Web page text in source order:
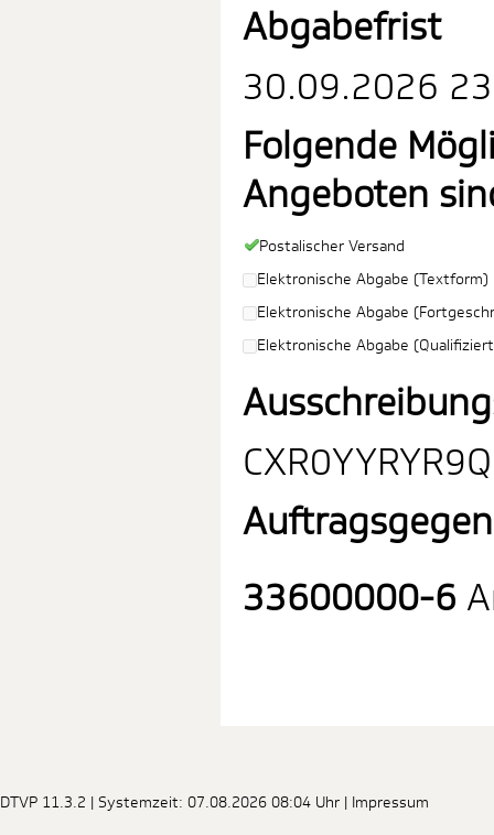
Abgabefrist
30.09.2026
Folgende
Angeboten
Postalischer Versand
Elektronische Abgabe (Textform)
Elektronische Abgabe
Elektronische Abgabe
CXR0YYRYR9Q
33600000-6
DTVP 11.3.2 | Systemzeit: 07.08.2026 08:04 Uhr | Impressum